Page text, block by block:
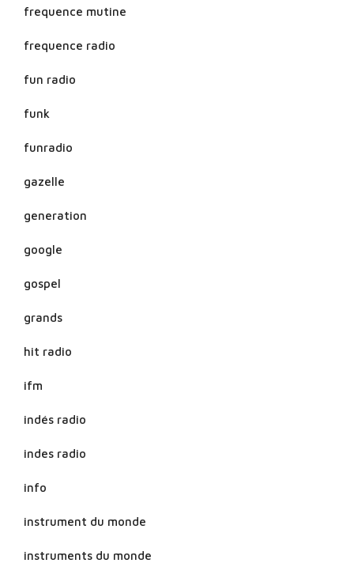
frequence mutine
frequence radio
fun radio
funk
funradio
gazelle
generation
google
gospel
grands
hit radio
ifm
indés radio
indes radio
info
instrument du monde
instruments du monde